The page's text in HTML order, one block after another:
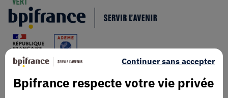
Mentions Légales
Bpifrance respecte votre vie privée
Continuer sans accepter